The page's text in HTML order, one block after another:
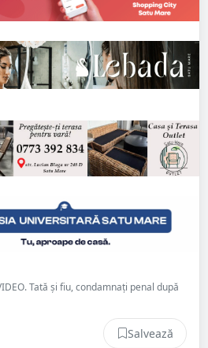
Tată și fiu, condamnați penal după
Salvează